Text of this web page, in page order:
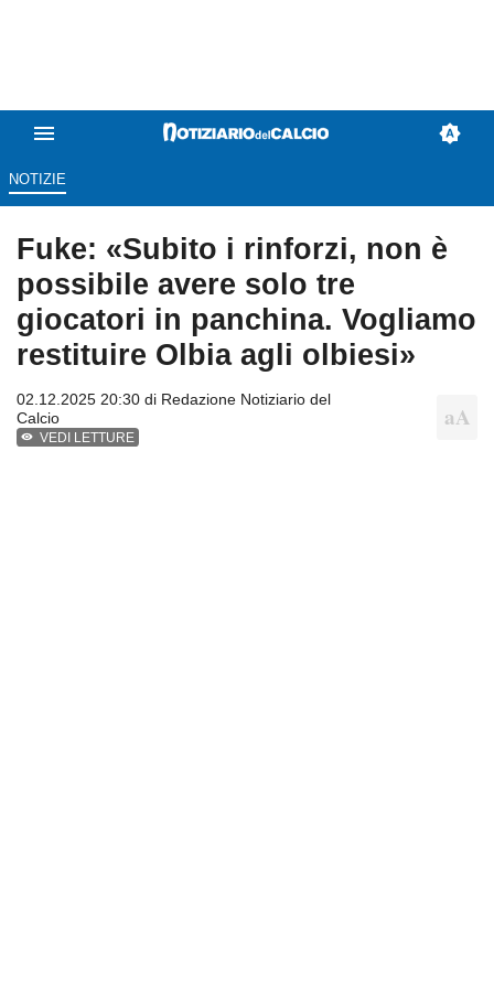
NOTIZIE
Fuke: «Subito i rinforzi, non è
possibile avere solo tre
giocatori in panchina. Vogliamo
restituire Olbia agli olbiesi»
02.12.2025 20:30 di Redazione Notiziario del
Calcio
VEDI LETTURE